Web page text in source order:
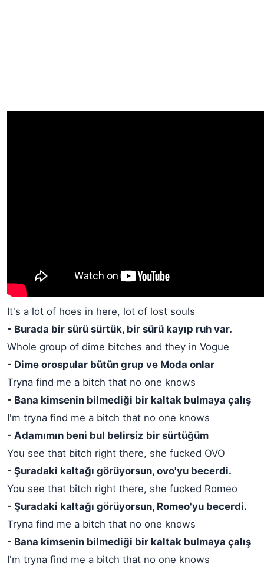
It's a lot of hoes in here, lot of lost souls
- Burada bir sürü sürtük, bir sürü kayıp ruh var.
Whole group of dime bitches and they in Vogue
- Dime orospular bütün grup ve Moda onlar
Tryna find me a bitch that no one knows
- Bana kimsenin bilmediği bir kaltak bulmaya çalış
I'm tryna find me a bitch that no one knows
- Adamımın beni bul belirsiz bir sürtüğüm
You see that bitch right there, she fucked OVO
- Şuradaki kaltağı görüyorsun, ovo'yu becerdi.
You see that bitch right there, she fucked Romeo
- Şuradaki kaltağı görüyorsun, Romeo'yu becerdi.
Tryna find me a bitch that no one knows
- Bana kimsenin bilmediği bir kaltak bulmaya çalış
I'm tryna find me a bitch that no one knows